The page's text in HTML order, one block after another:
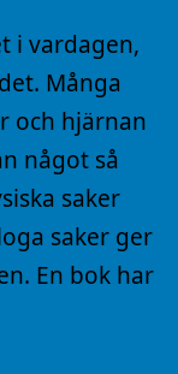
i vardagen,
Många
och hjärnan
något så
saker
saker ger
En bok har